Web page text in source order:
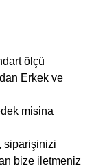
ölçü
Erkek ve
misina
siparişinizi
bize iletmeniz